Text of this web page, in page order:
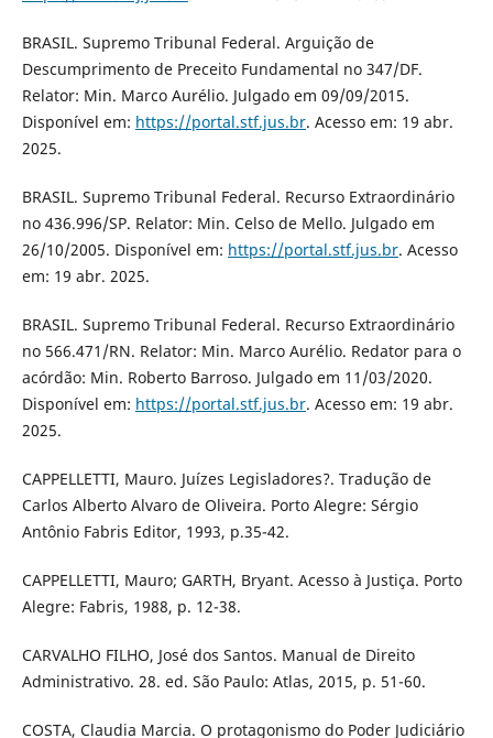
BRASIL. Supremo Tribunal Federal. Arguição de
Descumprimento de Preceito Fundamental no 347/DF.
Relator: Min. Marco Aurélio. Julgado em 09/09/2015.
Disponível em: https://portal.stf.jus.br. Acesso em: 19 abr.
2025.
BRASIL. Supremo Tribunal Federal. Recurso Extraordinário
no 436.996/SP. Relator: Min. Celso de Mello. Julgado em
26/10/2005. Disponível em: https://portal.stf.jus.br. Acesso
em: 19 abr. 2025.
BRASIL. Supremo Tribunal Federal. Recurso Extraordinário
no 566.471/RN. Relator: Min. Marco Aurélio. Redator para o
acórdão: Min. Roberto Barroso. Julgado em 11/03/2020.
Disponível em: https://portal.stf.jus.br. Acesso em: 19 abr.
2025.
CAPPELLETTI, Mauro. Juízes Legisladores?. Tradução de
Carlos Alberto Alvaro de Oliveira. Porto Alegre: Sérgio
Antônio Fabris Editor, 1993, p.35-42.
CAPPELLETTI, Mauro; GARTH, Bryant. Acesso à Justiça. Porto
Alegre: Fabris, 1988, p. 12-38.
CARVALHO FILHO, José dos Santos. Manual de Direito
Administrativo. 28. ed. São Paulo: Atlas, 2015, p. 51-60.
COSTA, Claudia Marcia. O protagonismo do Poder Judiciário